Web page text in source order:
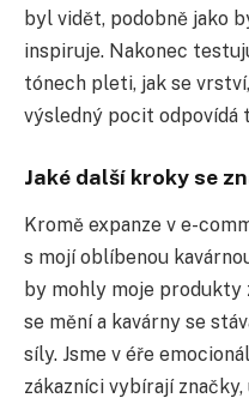
byl vidět, podobně jako
inspiruje. Nakonec
tónech pleti, jak se
výsledný pocit odpovídá
Jaké další kroky se
Kromě expanze v e-
s mojí oblíbenou
by mohly moje produkty
se mění a kavárny se
síly. Jsme v éře
zákazníci vybírají